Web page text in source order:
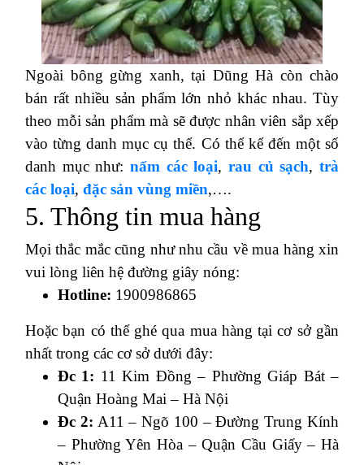
Ngoài bông gừng xanh, tại Dũng Hà còn chào
bán rất nhiều sản phẩm lớn nhỏ khác nhau. Tùy
theo mỗi sản phẩm mà sẽ được nhân viên sắp xếp
vào từng danh mục cụ thể. Có thể kể đến một số
danh mục như: nấm các loại,rau củ sạch,trà
các loại, đặc sản vùng miền,….
5. Thông tin mua hàng
Mọi thắc mắc cũng như nhu cầu về mua hàng xin
vui lòng liên hệ đường giây nóng:
Hotline: 1900986865
Hoặc bạn có thể ghé qua mua hàng tại cơ sở gần
nhất trong các cơ sở dưới đây:
Đc 1: 11 Kim Đồng – Phường Giáp Bát –
Quận Hoàng Mai – Hà Nội
Đc 2: A11 – Ngõ 100 – Đường Trung Kính
– Phường Yên Hòa – Quận Cầu Giấy – Hà